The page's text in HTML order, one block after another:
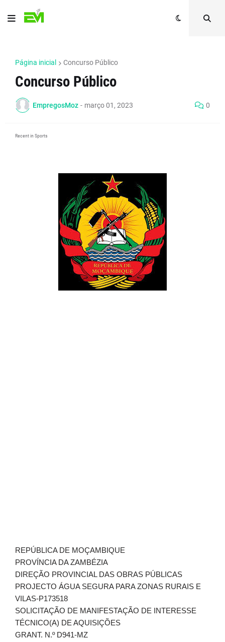
Página inicial Concurso Público
Concurso Público
EmpregosMoz - março 01, 2023 0
Recent in Sports
REPÚBLICA DE MOÇAMBIQUE
PROVÍNCIA DA ZAMBÉZIA
DIREÇÃO PROVINCIAL DAS OBRAS PÚBLICAS
PROJECTO ÁGUA SEGURA PARA ZONAS RURAIS E
VILAS-P173518
SOLICITAÇÃO DE MANIFESTAÇÃO DE INTERESSE
TÉCNICO(A) DE AQUISIÇÕES
GRANT. N.º D941-MZ